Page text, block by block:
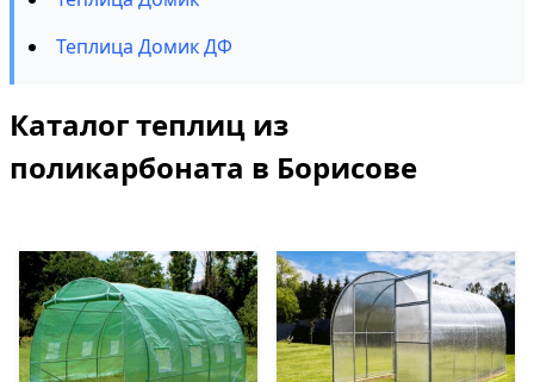
Теплица Домик ДФ
Каталог теплиц из
поликарбоната в Борисове